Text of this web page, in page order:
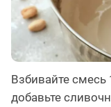
Взбивайте
добавьте